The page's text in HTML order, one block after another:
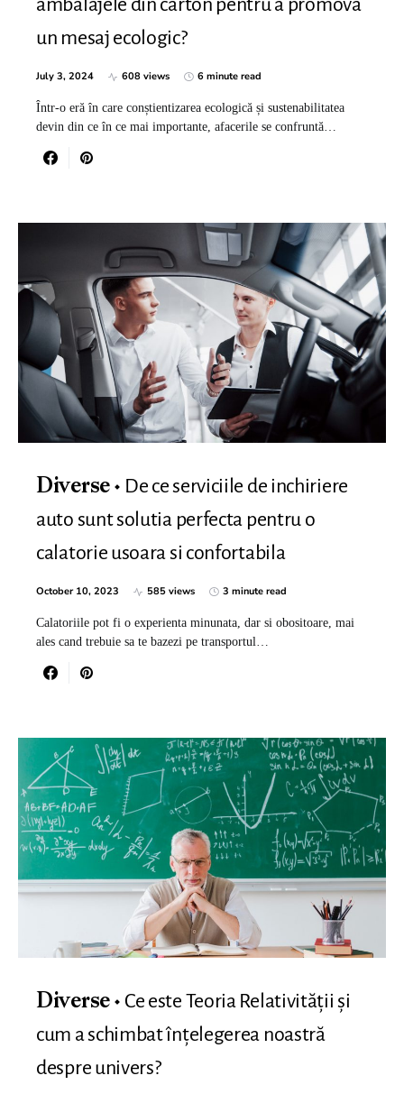
ambalajele din carton pentru a promova
un mesaj ecologic?
July 3, 2024 608 views 6 minute read
Într-o eră în care conștientizarea ecologică și sustenabilitatea
devin din ce în ce mai importante, afacerile se confruntă…
Diverse
De ce serviciile de inchiriere
auto sunt solutia perfecta pentru o
calatorie usoara si confortabila
October 10, 2023 585 views 3 minute read
Calatoriile pot fi o experienta minunata, dar si obositoare, mai
ales cand trebuie sa te bazezi pe transportul…
Diverse
Ce este Teoria Relativității și
cum a schimbat înțelegerea noastră
despre univers?